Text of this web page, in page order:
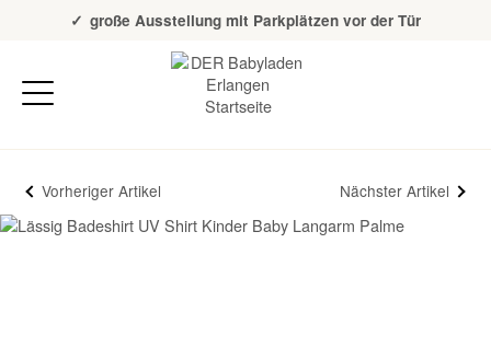
Über 20 Jahre Erfahrung
große Ausstellung mit Parkplätzen vor der Tür
Vorheriger Artikel Nächster Artikel